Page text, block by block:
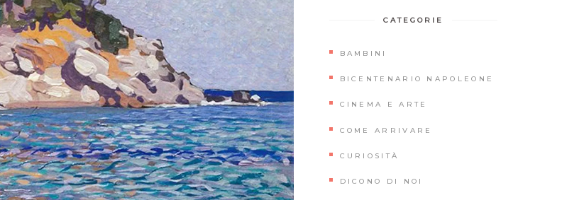
CATEGORIE
BAMBINI
BICENTENARIO NAPOLEONE
CINEMA E ARTE
COME ARRIVARE
CURIOSITÀ
DICONO DI NOI